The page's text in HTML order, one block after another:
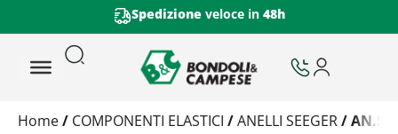
Spedizione veloce in 48h
Trattamento
Home/ COMPONENTI ELASTICI /ANELLI SEEGER/